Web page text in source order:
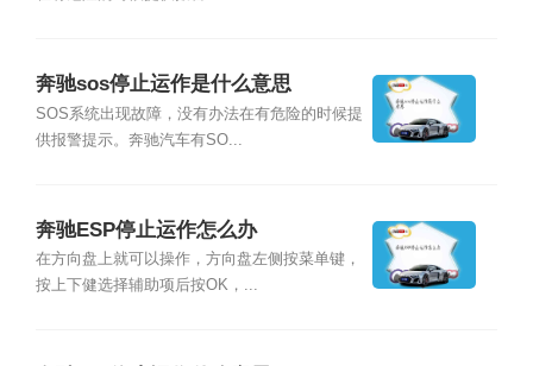
奔驰sos停止运作是什么意思
SOS系统出现故障，没有办法在有危险的时候提
供报警提示。奔驰汽车有SO...
奔驰ESP停止运作怎么办
在方向盘上就可以操作，方向盘左侧按菜单键，
按上下健选择辅助项后按OK，...